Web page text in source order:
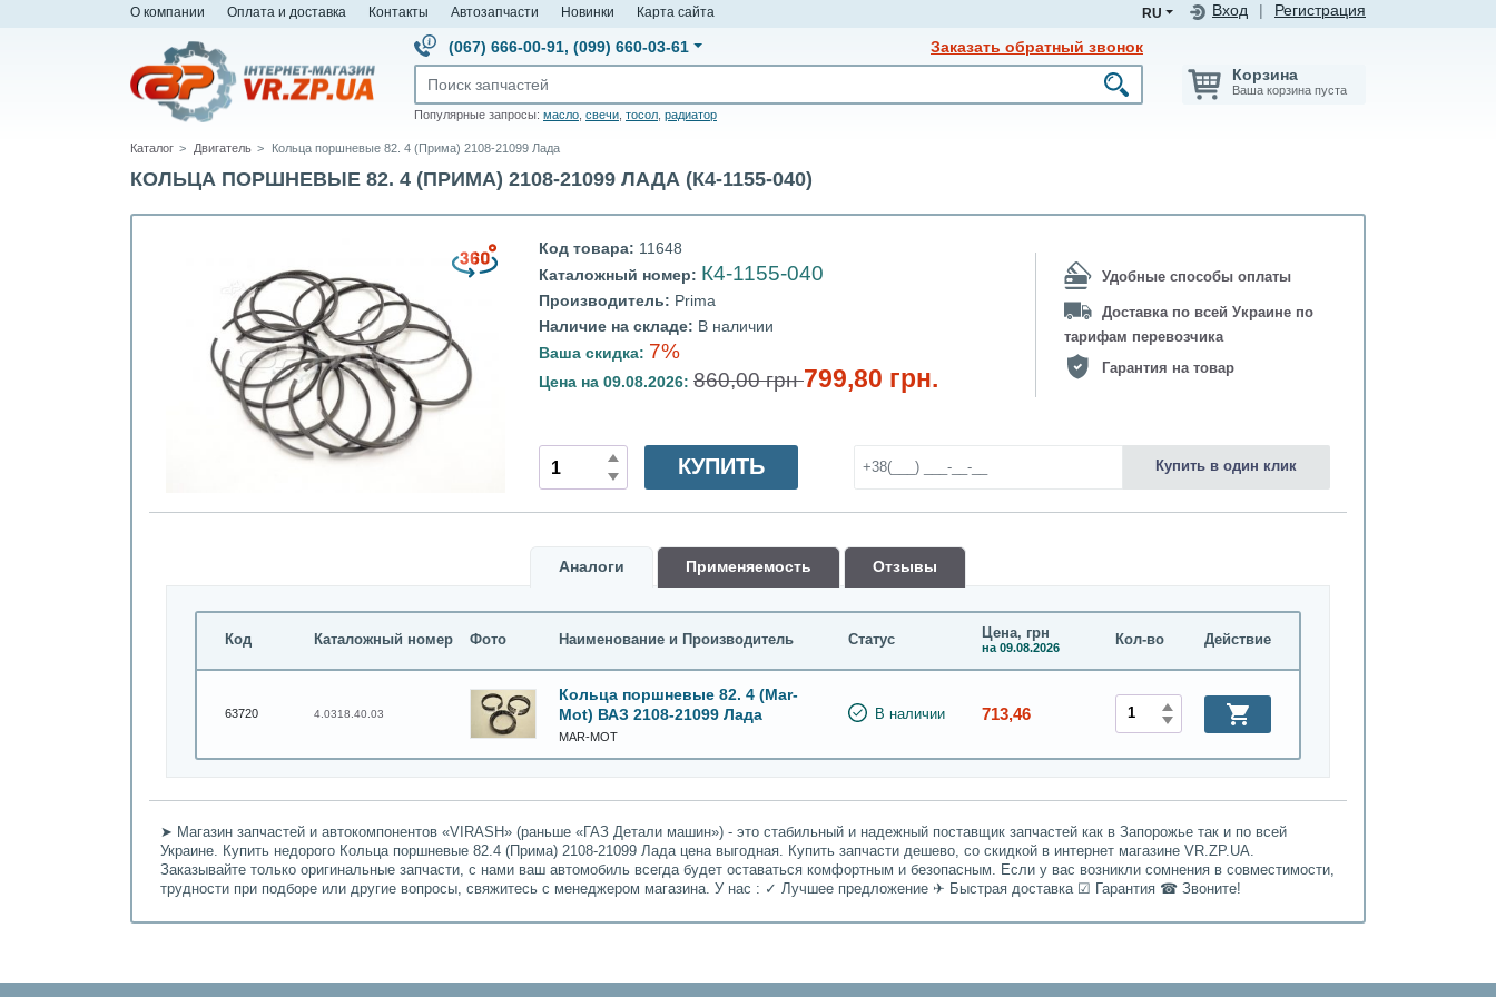
О компании Оплата и доставка Контакты Автозапчасти Новинки Карта сайта Вход Регистрация
RU
(067) 666-00-91, (099) 660-03-61 Заказать обратный звонок
Популярные запросы: масло свечи тосол радиатор
Корзина
Ваша корзина пуста
Каталог Двигатель Кольца поршневые 82. 4 (Прима) 2108-21099 Лада
КОЛЬЦА ПОРШНЕВЫЕ 82. 4 (ПРИМА) 2108-21099 ЛАДА (К4-1155-040)
Код товара: 11648
Каталожный номер: К4-1155-040
Производитель: Prima
Наличие на складе: В наличии
Ваша скидка: 7%
Цена на 09.08.2026: 860,00 грн799,80 грн.
Удобные способы оплаты
Доставка по всей Украине по
тарифам перевозчика
Гарантия на товар
КУПИТЬ Купить в один клик
Аналоги Применяемость Oтзывы
Код Каталожный номер Фото Наименование и Производитель Статус Цена, грн
на 09.08.2026 Кол-во Действие
63720 4.0318.40.03
Кольца поршневые 82. 4 (Mar-
Mot) ВАЗ 2108-21099 Лада
MAR-MOT
В наличии 713,46
➤ Магазин запчастей и автокомпонентов «VIRASH» (раньше «ГАЗ Детали машин») - это стабильный и надежный поставщик запчастей как в Запорожье так и по всей
Украине. Купить недорого Кольца поршневые 82.4 (Прима) 2108-21099 Лада цена выгодная. Купить запчасти дешево, со скидкой в интернет магазине VR.ZP.UA.
Заказывайте только оригинальные запчасти, с нами ваш автомобиль всегда будет оставаться комфортным и безопасным. Если у вас возникли сомнения в совместимости,
трудности при подборе или другие вопросы, свяжитесь с менеджером магазина. У нас : ✓ Лучшее предложение ✈ Быстрая доставка ☑ Гарантия ☎ Звоните!